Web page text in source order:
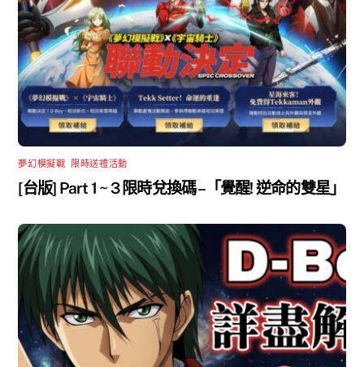
夢幻模擬戰 限時送禮活動
[台版] Part 1 ~ 3 限時兌換碼 –「覺醒! 逆命的雙星」